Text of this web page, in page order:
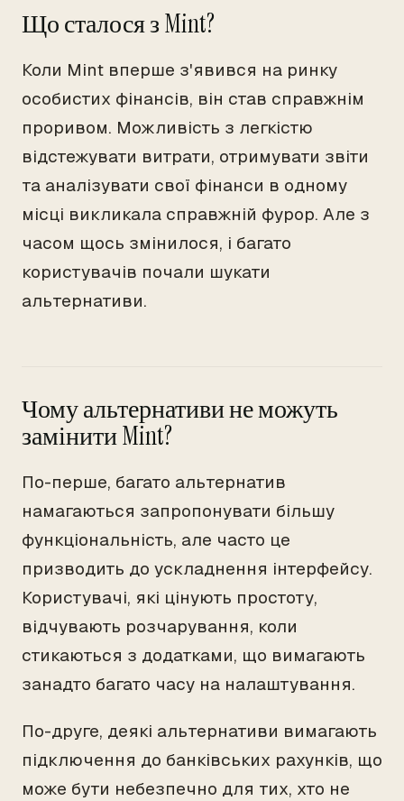
Що сталося з Mint?
Коли Mint вперше з'явився на ринку
особистих фінансів, він став справжнім
проривом. Можливість з легкістю
відстежувати витрати, отримувати звіти
та аналізувати свої фінанси в одному
місці викликала справжній фурор. Але з
часом щось змінилося, і багато
користувачів почали шукати
альтернативи.
Чому альтернативи не можуть
замінити Mint?
По-перше, багато альтернатив
намагаються запропонувати більшу
функціональність, але часто це
призводить до ускладнення інтерфейсу.
Користувачі, які цінують простоту,
відчувають розчарування, коли
стикаються з додатками, що вимагають
занадто багато часу на налаштування.
По-друге, деякі альтернативи вимагають
підключення до банківських рахунків, що
може бути небезпечно для тих, хто не